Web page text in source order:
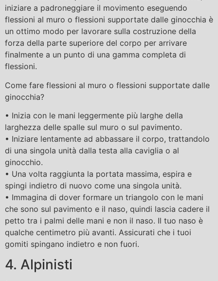
iniziare a padroneggiare il movimento eseguendo
flessioni al muro o flessioni supportate dalle ginocchia è
un ottimo modo per lavorare sulla costruzione della
forza della parte superiore del corpo per arrivare
finalmente a un punto di una gamma completa di
flessioni.
Come fare flessioni al muro o flessioni supportate dalle
ginocchia?
• Inizia con le mani leggermente più larghe della
larghezza delle spalle sul muro o sul pavimento.
• Iniziare lentamente ad abbassare il corpo, trattandolo
di una singola unità dalla testa alla caviglia o al
ginocchio.
• Una volta raggiunta la portata massima, espira e
spingi indietro di nuovo come una singola unità.
• Immagina di dover formare un triangolo con le mani
che sono sul pavimento e il naso, quindi lascia cadere il
petto tra i palmi delle mani e non il naso. Il tuo naso è
qualche centimetro più avanti. Assicurati che i tuoi
gomiti spingano indietro e non fuori.
4. Alpinisti